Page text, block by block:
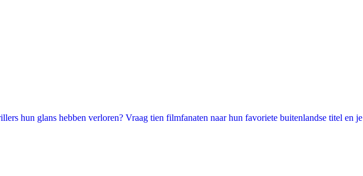
hun glans hebben verloren? Vraag tien filmfanaten naar hun favoriete buitenlandse titel en